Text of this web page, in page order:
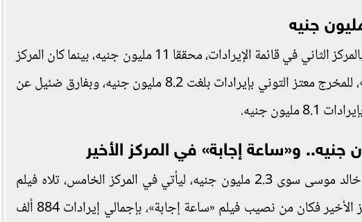
وجاء فيلم الرعب «يوم 13» للمخرج وائل عبدالله بالمركز الثاني في قائمة الإيرادات، محققا 11 مليون جنيه، بينما كان المركز
الثالث من نصيب الفيلم الكوميدي «ابن الحاج أحمد»، للمخرج معتز التوني بإيرادات بلغت 8.2 مليون جنيه، وبفارق ضئيل عن
جنيه.
ولم يحقق فيلم «رمسيس باريس»، للمخرج أحمد خالد موسى سوى 2.3 مليون جنيه، ليأتي في المركز الخامس، تلاه فيلم
«مغامرات كوكو»، محققا 1.8 مليون جنيه، أما المركز الأخير فكان من نصيب فيلم «ساعة إجابة»، بإجمالي إيرادات 884 ألف